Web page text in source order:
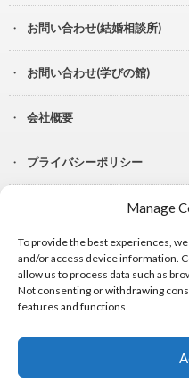
Manage
To provide the best experiences,
and/or access device information.
allow us to process data such as
Not consenting or withdrawing
features and functions.
お問い合わせ(結婚相談所)
お問い合わせ(学びの館)
会社概要
プライバシーポリシー
Lit.Link
© Copyright